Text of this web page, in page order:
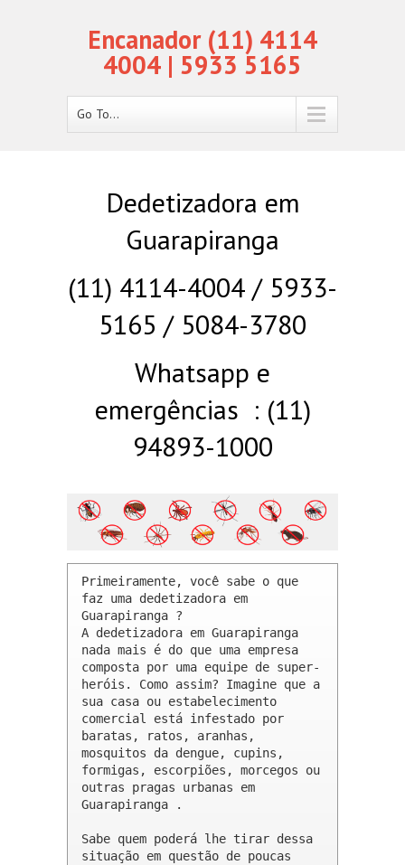
Encanador (11) 4114
4004 | 5933 5165
Go To...
Dedetizadora em
Guarapiranga
(11) 4114-4004 / 5933-
5165 / 5084-3780
Whatsapp e
emergências : (11)
94893-1000
Primeiramente, você sabe o que
faz uma dedetizadora em
Guarapiranga ?
A dedetizadora em Guarapiranga
nada mais é do que uma empresa
composta por uma equipe de super-
heróis. Como assim? Imagine que a
sua casa ou estabelecimento
comercial está infestado por
baratas, ratos, aranhas,
mosquitos da dengue, cupins,
formigas, escorpiões, morcegos ou
outras pragas urbanas em
Guarapiranga .
Sabe quem poderá lhe tirar dessa
situação em questão de poucas